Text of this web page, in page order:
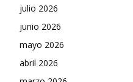
julio 2026
junio 2026
mayo 2026
abril 2026